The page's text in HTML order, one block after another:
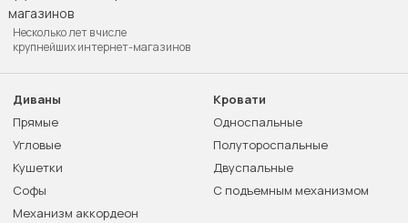
Несколько лет в числе
крупнейших интернет-магазинов
Диваны
Прямые
Угловые
Кушетки
Софы
Механизм аккордеон
Кровати
Односпальные
Полутороспальные
Двуспальные
С подъемным механизмом